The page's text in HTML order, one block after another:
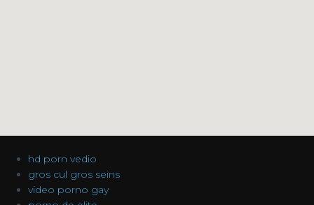
hd porn vedio
gros cul gros seins
video porno gay